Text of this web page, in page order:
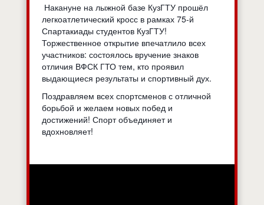
Накануне на лыжной базе КузГТУ прошёл
легкоатлетический кросс в рамках 75-й
Спартакиады студентов КузГТУ!
Торжественное открытие впечатлило всех
участников: состоялось вручение знаков
отличия ВФСК ГТО тем, кто проявил
выдающиеся результаты и спортивный дух.
Поздравляем всех спортсменов с отличной
борьбой и желаем новых побед и
достижений! Спорт объединяет и
вдохновляет!